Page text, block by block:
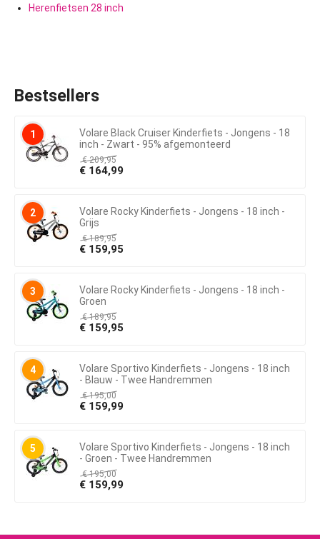
Herenfietsen 28 inch
Bestsellers
1
Volare Black Cruiser Kinderfiets - Jongens - 18
inch - Zwart - 95% afgemonteerd
€209,95
€ 164,99
2
Volare Rocky Kinderfiets - Jongens - 18 inch -
Grijs
€189,95
€ 159,95
3
Volare Rocky Kinderfiets - Jongens - 18 inch -
Groen
€189,95
€ 159,95
4
Volare Sportivo Kinderfiets - Jongens - 18 inch
- Blauw - Twee Handremmen
€195,00
€ 159,99
5
Volare Sportivo Kinderfiets - Jongens - 18 inch
- Groen - Twee Handremmen
€195,00
€ 159,99